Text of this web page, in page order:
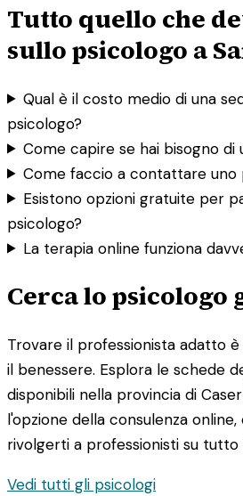
Tutto quello che
sullo psicologo a
Qual è il costo medio di una
psicologo?
Come capire se hai bisogno
Come faccio a contattare uno
Esistono opzioni gratuite per
psicologo?
La terapia online funziona
Cerca lo psicologo
Trovare il professionista adatto
il benessere. Esplora le schede
disponibili nella provincia di
l'opzione della consulenza
rivolgerti a professionisti su
Vedi tutti gli psicologi